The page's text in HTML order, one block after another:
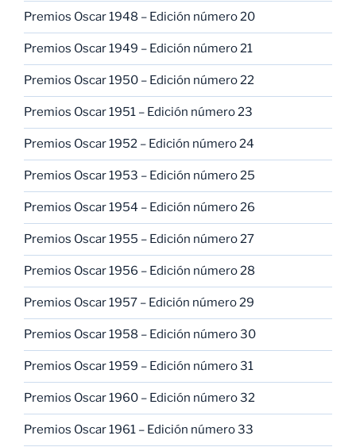
Premios Oscar 1948 – Edición número 20
Premios Oscar 1949 – Edición número 21
Premios Oscar 1950 – Edición número 22
Premios Oscar 1951 – Edición número 23
Premios Oscar 1952 – Edición número 24
Premios Oscar 1953 – Edición número 25
Premios Oscar 1954 – Edición número 26
Premios Oscar 1955 – Edición número 27
Premios Oscar 1956 – Edición número 28
Premios Oscar 1957 – Edición número 29
Premios Oscar 1958 – Edición número 30
Premios Oscar 1959 – Edición número 31
Premios Oscar 1960 – Edición número 32
Premios Oscar 1961 – Edición número 33